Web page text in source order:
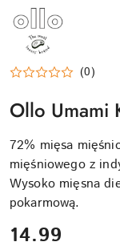
NAZWA
PRODUCENTA:
OLLO
(0)
Ollo Umami
72% mięsa
mięśniowego z
Wysoko mięsna
pokarmową.
cena:
14.99